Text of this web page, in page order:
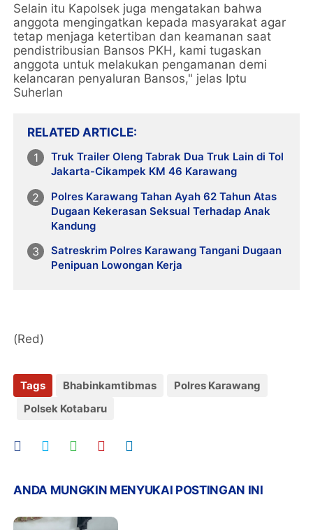
Selain itu Kapolsek juga mengatakan bahwa
anggota mengingatkan kepada masyarakat agar
tetap menjaga ketertiban dan keamanan saat
pendistribusian Bansos PKH, kami tugaskan
anggota untuk melakukan pengamanan demi
kelancaran penyaluran Bansos," jelas Iptu
Suherlan
RELATED ARTICLE
Truk Trailer Oleng Tabrak Dua Truk Lain di Tol
Jakarta-Cikampek KM 46 Karawang
Polres Karawang Tahan Ayah 62 Tahun Atas
Dugaan Kekerasan Seksual Terhadap Anak
Kandung
Satreskrim Polres Karawang Tangani Dugaan
Penipuan Lowongan Kerja
(Red)
Tags Bhabinkamtibmas
Polres Karawang
Polsek Kotabaru
ANDA MUNGKIN MENYUKAI POSTINGAN INI